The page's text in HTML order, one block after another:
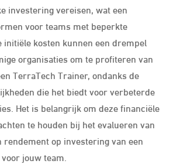
investering vereisen, wat een
voor teams met beperkte
initiële kosten kunnen een drempel
organisaties om te profiteren van
TerraTech Trainer, ondanks de
die het biedt voor verbeterde
Het is belangrijk om deze financiële
te houden bij het evalueren van
rendement op investering van een
jouw team.